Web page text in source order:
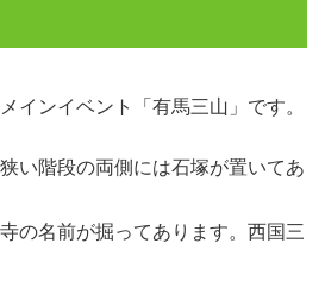
インイベント「有馬三山」です。
い階段の両側には石塚が置いてあ
の名前が掘ってあります。西国三